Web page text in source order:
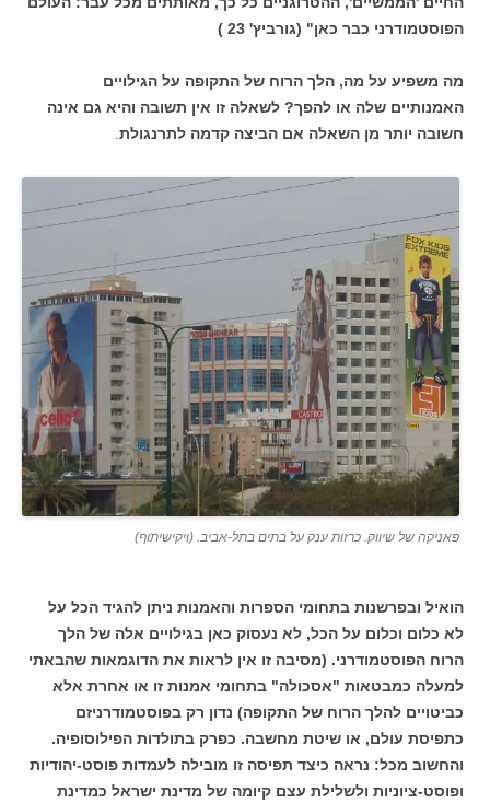
הפוסטמודרני כבר כאן" (גורביץ' 23 )
מה משפיע על מה, הלך הרוח של התקופה על הגילויים
האמנותיים שלה או להפך? לשאלה זו אין תשובה והיא גם אינה
חשובה יותר מן השאלה אם הביצה קדמה לתרנגולת
פאניקה של שיווק. כרזות ענק על בתים בתל-אביב. (ויקישיתוף)
הואיל ובפרשנות בתחומי הספרות והאמנות ניתן להגיד הכל על
לא כלום וכלום על הכל, לא נעסוק כאן בגילויים אלה של הלך
הרוח הפוסטמודרני. (מסיבה זו אין לראות את הדוגמאות שהבאתי
למעלה כמבטאות "אסכולה" בתחומי אמנות זו או אחרת אלא
כביטויים להלך הרוח של התקופה) נדון רק בפוסטמודרניזם
כתפיסת עולם, או שיטת מחשבה. כפרק בתולדות הפילוסופיה.
והחשוב מכל: נראה כיצד תפיסה זו מובילה לעמדות פוסט-יהודיות
ופוסט-ציוניות ולשלילת עצם קיומה של מדינת ישראל כמדינת